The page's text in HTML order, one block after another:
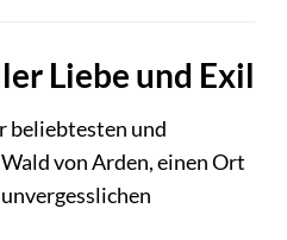
Liebe und Exil
beliebtesten und
von Arden, einen Ort